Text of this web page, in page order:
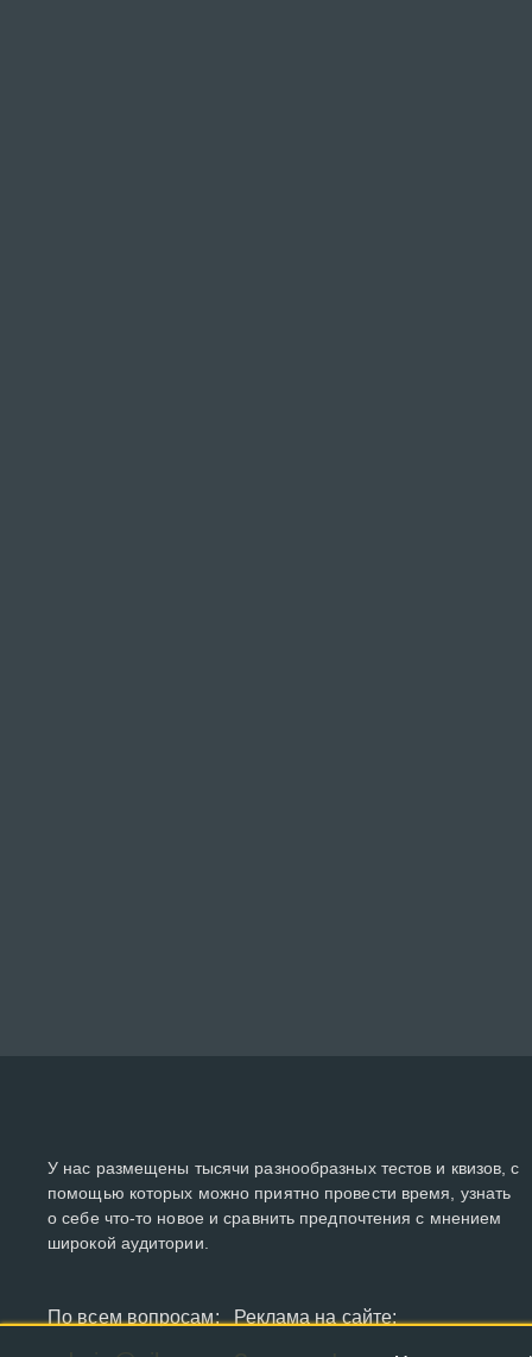
У нас размещены тысячи разнообразных тестов и квизов, с
помощью которых можно приятно провести время, узнать
о себе что-то новое и сравнить предпочтения с мнением
широкой аудитории.
По всем вопросам: Реклама на сайте: